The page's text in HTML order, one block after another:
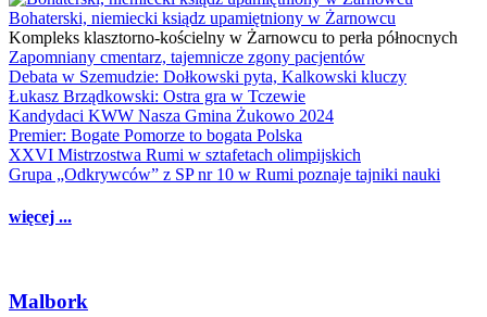
Bohaterski, niemiecki ksiądz upamiętniony w Żarnowcu
Kompleks klasztorno-kościelny w Żarnowcu to perła północnych
Zapomniany cmentarz, tajemnicze zgony pacjentów
Debata w Szemudzie: Dołkowski pyta, Kalkowski kluczy
Łukasz Brządkowski: Ostra gra w Tczewie
Kandydaci KWW Nasza Gmina Żukowo 2024
Premier: Bogate Pomorze to bogata Polska
XXVI Mistrzostwa Rumi w sztafetach olimpijskich
Grupa „Odkrywców” z SP nr 10 w Rumi poznaje tajniki nauki
więcej ...
Malbork